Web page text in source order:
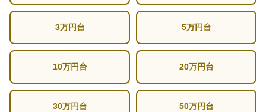
3万円台 5万円台
10万円台 20万円台
30万円台 50万円台